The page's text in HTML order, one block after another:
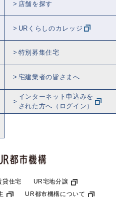
店舗を探す
URくらしのカレッジ
特別募集住宅
宅建業者の皆さまへ
インターネット申込みを
された方へ（ログイン）
貸住宅
UR宅地分譲
UR都市機構について